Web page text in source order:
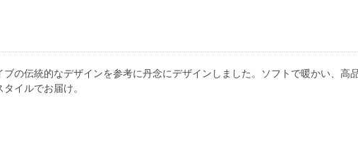
の伝統的なデザインを参考に丹念にデザインしました。ソフトで暖かい、高
イルでお届け。